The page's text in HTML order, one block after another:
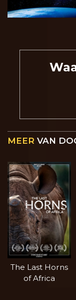
MEER VAN
The Last Horns
of Africa